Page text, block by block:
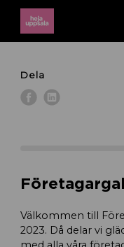
Dela
Välkommen till
2023. Då delar vi